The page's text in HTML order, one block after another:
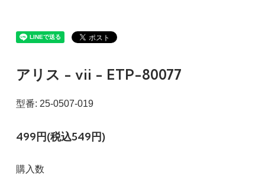
アリス - vii - ETP-80077
型番: 25-0507-019
499円(税込549円)
購入数